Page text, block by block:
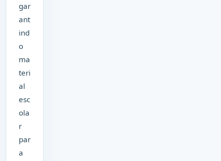
gar
ant
ind
o
ma
teri
al
esc
ola
r
par
a